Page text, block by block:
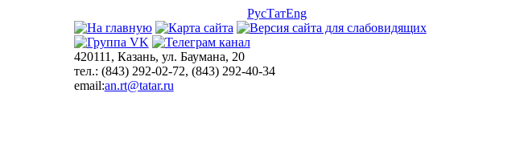
РусТатEng
420111, Казань, ул. Баумана, 20
тел.: (843) 292-02-72, (843) 292-40-34
email:an.rt@tatar.ru